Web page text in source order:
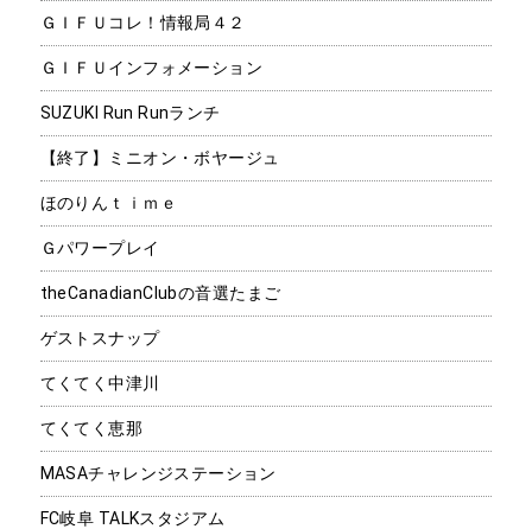
ＧＩＦＵコレ！情報局４２
ＧＩＦＵインフォメーション
SUZUKI Run Runランチ
【終了】ミニオン・ボヤージュ
ほのりんｔｉｍｅ
Ｇパワープレイ
theCanadianClubの音選たまご
ゲストスナップ
てくてく中津川
てくてく恵那
MASAチャレンジステーション
FC岐阜 TALKスタジアム